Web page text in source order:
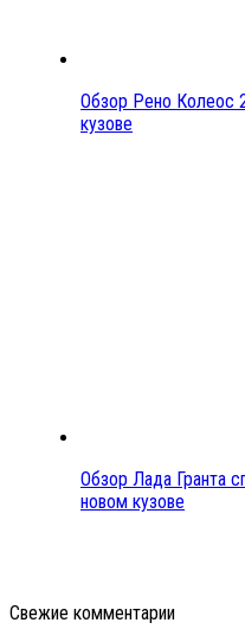
Обзор Рено Колеос
кузове
Обзор Лада Гранта
новом кузове
Свежие комментарии